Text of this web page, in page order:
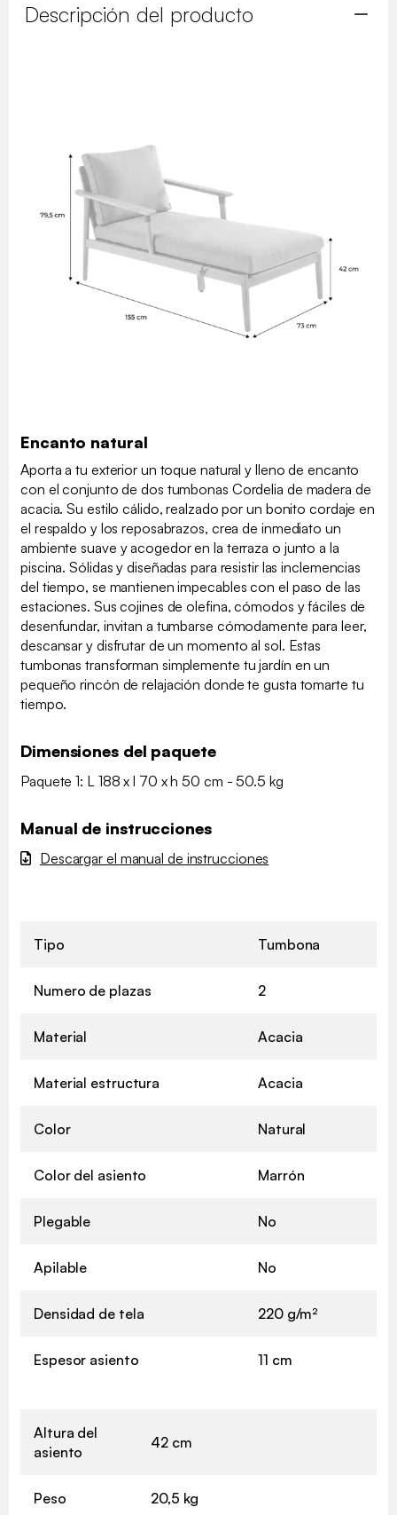
Descripción del producto
Encanto natural
Aporta a tu exterior un toque natural y lleno de encanto
con el conjunto de dos tumbonas Cordelia de madera de
acacia. Su estilo cálido, realzado por un bonito cordaje en
el respaldo y los reposabrazos, crea de inmediato un
ambiente suave y acogedor en la terraza o junto a la
piscina. Sólidas y diseñadas para resistir las inclemencias
del tiempo, se mantienen impecables con el paso de las
estaciones. Sus cojines de olefina, cómodos y fáciles de
desenfundar, invitan a tumbarse cómodamente para leer,
descansar y disfrutar de un momento al sol. Estas
tumbonas transforman simplemente tu jardín en un
pequeño rincón de relajación donde te gusta tomarte tu
tiempo.
Dimensiones del paquete
Paquete 1: L 188 x l 70 x h 50 cm - 50.5 kg
Manual de instrucciones
Descargar el manual de instrucciones
Tipo Tumbona
Numero de plazas 2
Material Acacia
Material estructura Acacia
Color Natural
Color del asiento Marrón
Plegable No
Apilable No
Densidad de tela 220 g/m²
Espesor asiento 11 cm
Altura del
asiento
42 cm
Peso 20,5 kg